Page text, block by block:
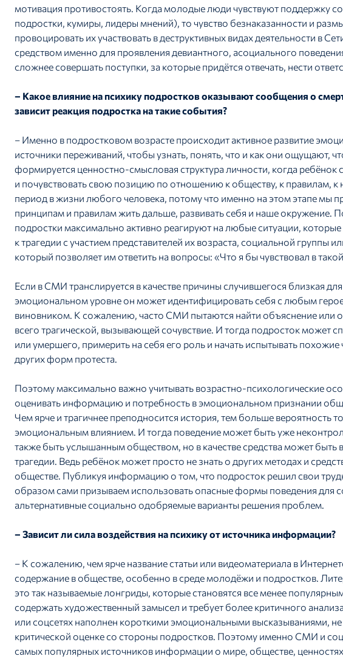
мотивация противостоять. Когда молодые люди чувствуют поддержку
подростки, кумиры, лидеры мнений), то чувство безнаказанности и
провоцировать их участвовать в деструктивных видах деятельности в
средством именно для проявления девиантного, асоциального
сложнее совершать поступки, за которые придётся отвечать, нести
– Какое влияние на психику подростков оказывают сообщения о
зависит реакция подростка на такие события?
– Именно в подростковом возрасте происходит активное развитие
источники переживаний, чтобы узнать, понять, что и как они ощущают,
формируется ценностно-смысловая структура личности, когда ребёнок
и почувствовать свою позицию по отношению к обществу, к правилам,
период в жизни любого человека, потому что именно на этом этапе мы
принципам и правилам жить дальше, развивать себя и наше окружение.
подростки максимально активно реагируют на любые ситуации,
к трагедии с участием представителей их возраста, социальной группы
который позволяет им ответить на вопросы: «Что я бы чувствовал в
Если в СМИ транслируется в качестве причины случившегося близкая
эмоциональном уровне он может идентифицировать себя с любым
виновником. К сожалению, часто СМИ пытаются найти объяснение или
всего трагической, вызывающей сочувствие. И тогда подросток может
или умершего, примерить на себя его роль и начать испытывать похожие
других форм протеста.
Поэтому максимально важно учитывать возрастно-психологические
оценивать информацию и потребность в эмоциональном признании
Чем ярче и трагичнее преподносится история, тем больше вероятность
эмоциональным влиянием. И тогда поведение может быть уже
также быть услышанным обществом, но в качестве средства может
трагедии. Ведь ребёнок может просто не знать о других методах и
обществе. Публикуя информацию о том, что подросток решил свои
образом сами призываем использовать опасные формы поведения для
альтернативные социально одобряемые варианты решения проблем.
– Зависит ли сила воздействия на психику от источника информации?
– К сожалению, чем ярче название статьи или видеоматериала в
содержание в обществе, особенно в среде молодёжи и подростков.
это так называемые лонгриды, которые становятся все менее
содержать художественный замысел и требует более критичного
или соцсетях наполнен короткими эмоциональными высказываниями,
критической оценке со стороны подростков. Поэтому именно СМИ и
самых популярных источников информации о мире, обществе,